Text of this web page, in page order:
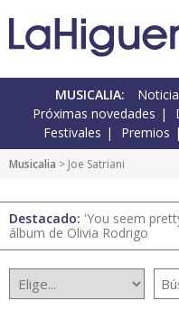
MUSICALIA:
Próximas novedades
Festivales
Premios
Musicalia > Joe Satriani
Destacado: 'You seem
álbum de Olivia Rodrigo